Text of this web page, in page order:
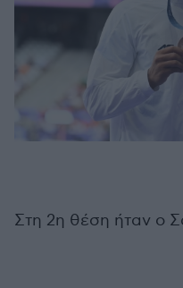
Στη 2η θέση ήταν ο